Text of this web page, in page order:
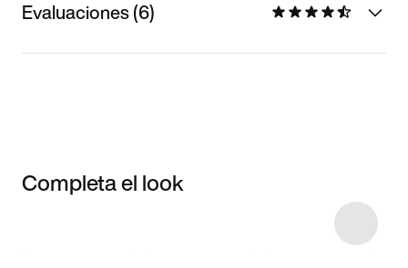
Evaluaciones (6)
Completa el look